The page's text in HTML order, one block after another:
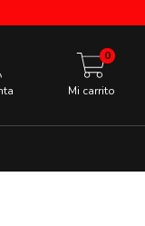
Mi carrito
0